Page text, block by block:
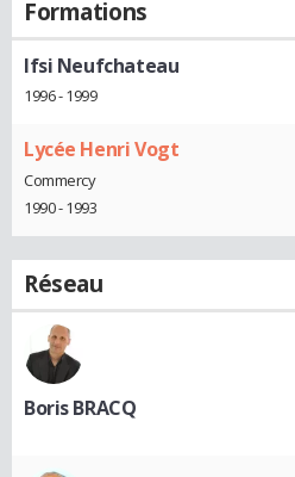
Formations
Ifsi Neufchateau
1996 - 1999
Lycée Henri Vogt
Commercy
1990 - 1993
Réseau
Boris BRACQ